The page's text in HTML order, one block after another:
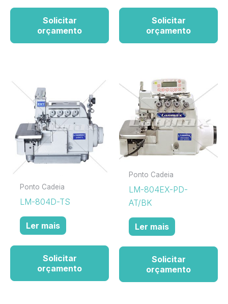
Solicitar
orçamento
Solicitar
orçamento
Ponto Cadeia
LM-804D-TS
Ler mais
Solicitar
orçamento
Ponto Cadeia
LM-804EX-PD-
AT/BK
Ler mais
Solicitar
orçamento